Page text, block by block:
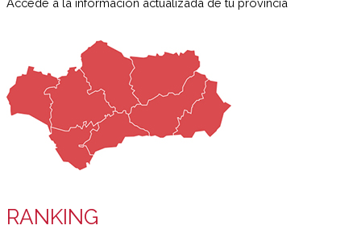
Accede a la información actualizada de tu provincia
RANKING